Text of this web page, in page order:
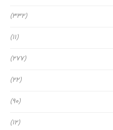
(332)
(11)
(277)
(22)
(90)
(12)